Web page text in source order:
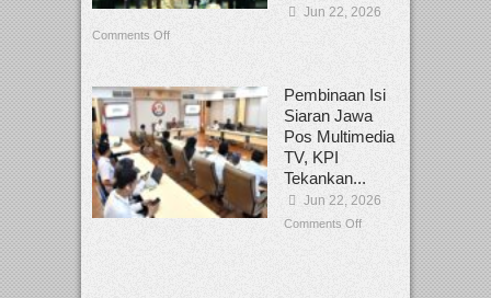
Jun 22, 2026
Comments Off
Pembinaan Isi
Siaran Jawa
Pos Multimedia
TV, KPI
Tekankan...
Jun 22, 2026
Comments Off